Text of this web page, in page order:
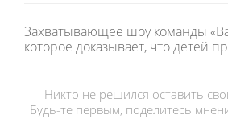
Захватывающее шоу команды
которое доказывает, что детей
Никто не решился оставить
Будь-те первым, поделитесь